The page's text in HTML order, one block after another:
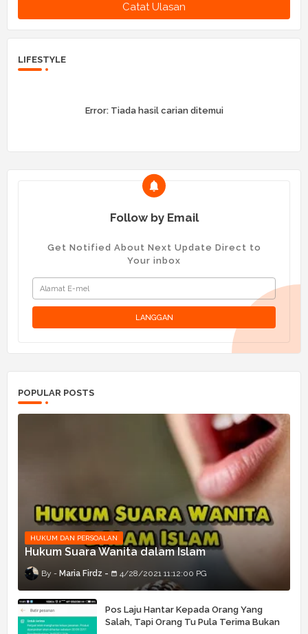
Catat Ulasan
LIFESTYLE
Error:Tiada hasil carian ditemui
Follow by Email
Get Notified About Next Update Direct to
Your inbox
POPULAR POSTS
HUKUM DAN PERSOALAN
Hukum Suara Wanita dalam Islam
Maria Firdz 4/28/2021 11:12:00 PG
Pos Laju Hantar Kepada Orang Yang
Salah, Tapi Orang Tu Pula Terima Bukan